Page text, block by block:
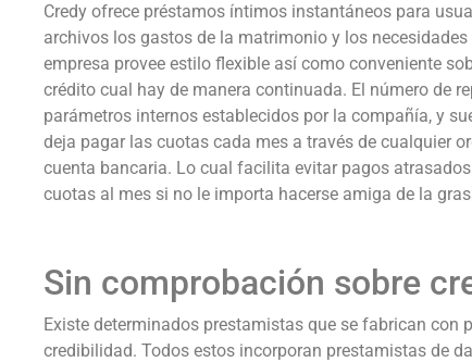
Credy ofrece préstamos íntimos instantáneos para
archivos los gastos de la matrimonio y los
empresa provee estilo flexible así­ como conveniente
crédito cual hay de manera continuada. El número de
parámetros internos establecidos por la compañía, y
deja pagar las cuotas cada mes a través de cualquier
cuenta bancaria. Lo cual facilita evitar pagos
cuotas al mes si no le importa hacerse amiga de la
Sin comprobación sobre
Existe determinados prestamistas que se fabrican
credibilidad. Todos estos incorporan prestamistas de